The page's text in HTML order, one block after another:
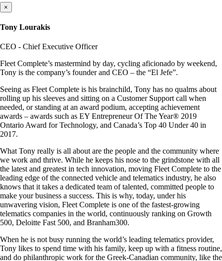
×
Tony Lourakis
CEO - Chief Executive Officer
Fleet Complete’s mastermind by day, cycling aficionado by weekend,
Tony is the company’s founder and CEO – the “El Jefe”.
Seeing as Fleet Complete is his brainchild, Tony has no qualms about
rolling up his sleeves and sitting on a Customer Support call when
needed, or standing at an award podium, accepting achievement
awards – awards such as EY Entrepreneur Of The Year® 2019
Ontario Award for Technology, and Canada’s Top 40 Under 40 in
2017.
What Tony really is all about are the people and the community where
we work and thrive. While he keeps his nose to the grindstone with all
the latest and greatest in tech innovation, moving Fleet Complete to the
leading edge of the connected vehicle and telematics industry, he also
knows that it takes a dedicated team of talented, committed people to
make your business a success. This is why, today, under his
unwavering vision, Fleet Complete is one of the fastest-growing
telematics companies in the world, continuously ranking on Growth
500, Deloitte Fast 500, and Branham300.
When he is not busy running the world’s leading telematics provider,
Tony likes to spend time with his family, keep up with a fitness routine,
and do philanthropic work for the Greek-Canadian community, like the